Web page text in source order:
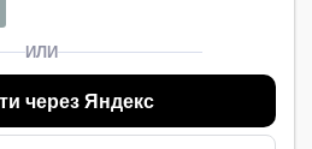
ИЛИ
через Яндекс